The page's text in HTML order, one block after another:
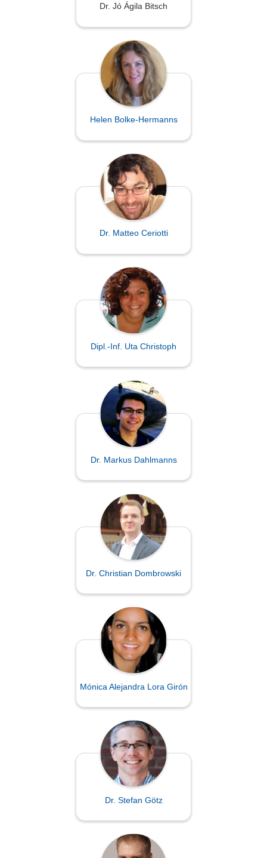
Dr. Jó Ágila Bitsch
Helen Bolke-Hermanns
Dr. Matteo Ceriotti
Dipl.-Inf. Uta Christoph
Dr. Markus Dahlmanns
Dr. Christian Dombrowski
Mónica Alejandra Lora Girón
Dr. Stefan Götz